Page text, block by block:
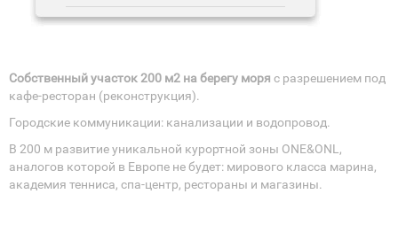
Собственный участок 200 м2 на берегу моря с разрешением под
кафе-ресторан (реконструкция).
Городские коммуникации: канализации и водопровод.
В 200 м развитие уникальной курортной зоны ONE&ONL,
аналогов которой в Европе не будет: мирового класса марина,
академия тенниса, спа-центр, рестораны и магазины.